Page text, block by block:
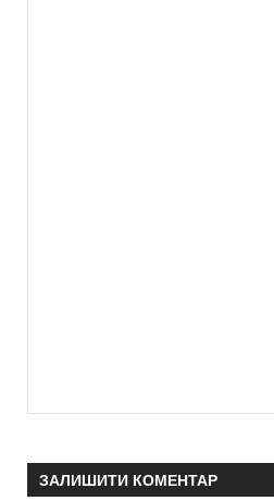
ЗАЛИШИТИ КОМЕНТАР